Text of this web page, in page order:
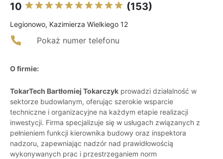
10 (153)
Legionowo, Kazimierza Wielkiego 12
Pokaż numer telefonu
O firmie:
TokarTech Bartłomiej Tokarczyk prowadzi działalność w
sektorze budowlanym, oferując szerokie wsparcie
techniczne i organizacyjne na każdym etapie realizacji
inwestycji. Firma specjalizuje się w usługach związanych z
pełnieniem funkcji kierownika budowy oraz inspektora
nadzoru, zapewniając nadzór nad prawidłowością
wykonywanych prac i przestrzeganiem norm